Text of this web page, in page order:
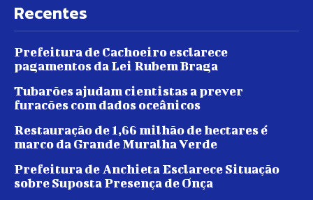
Recentes
Prefeitura de Cachoeiro esclarece
pagamentos da Lei Rubem Braga
Tubarões ajudam cientistas a prever
furacões com dados oceânicos
Restauração de 1,66 milhão de hectares é
marco da Grande Muralha Verde
Prefeitura de Anchieta Esclarece Situação
sobre Suposta Presença de Onça